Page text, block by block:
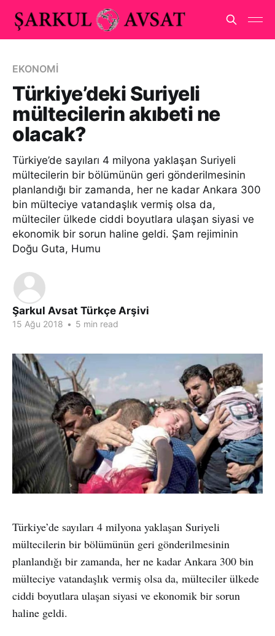
EKONOMİ
Türkiye’deki Suriyeli
mültecilerin akıbeti ne
olacak?
Türkiye’de sayıları 4 milyona yaklaşan Suriyeli
mültecilerin bir bölümünün geri gönderilmesinin
planlandığı bir zamanda, her ne kadar Ankara 300
bin mülteciye vatandaşlık vermiş olsa da,
mülteciler ülkede ciddi boyutlara ulaşan siyasi ve
ekonomik bir sorun haline geldi. Şam rejiminin
Doğu Guta, Humu
Şarkul Avsat Türkçe Arşivi
15 Ağu 2018 • 5 min read
Türkiye’de sayıları 4 milyona yaklaşan Suriyeli
mültecilerin bir bölümünün geri gönderilmesinin
planlandığı bir zamanda, her ne kadar Ankara 300 bin
mülteciye vatandaşlık vermiş olsa da, mülteciler ülkede
ciddi boyutlara ulaşan siyasi ve ekonomik bir sorun
haline geldi.